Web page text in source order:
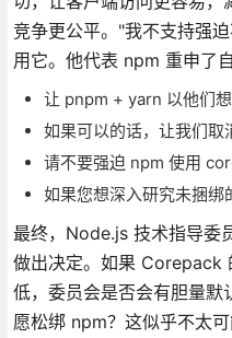
竞争更公平。"我不支持强
用它。他代表 npm 重申了
让 pnpm + yarn 以他们
如果可以的话，让我们
请不要强迫 npm 使用
如果您想深入研究未捆
最终，Node.js 技术指导委
做出决定。如果 Corepack
低，委员会是否会有胆量
愿松绑 npm？这似乎不太